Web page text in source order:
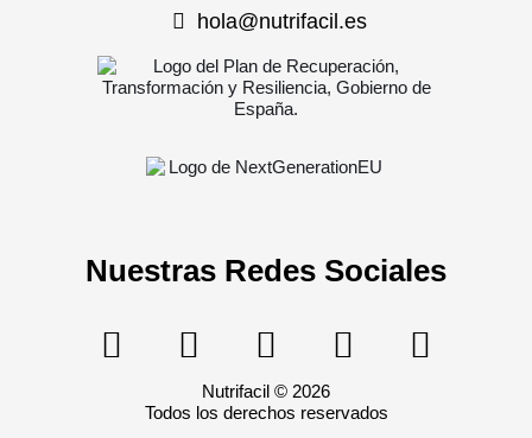
hola@nutrifacil.es
Nuestras Redes Sociales
Nutrifacil © 2026
Todos los derechos reservados